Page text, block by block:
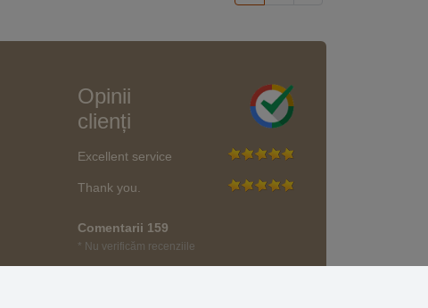
Opinii
clienți
Excellent service
Thank you.
Comentarii 159
* Nu verificăm recenziile